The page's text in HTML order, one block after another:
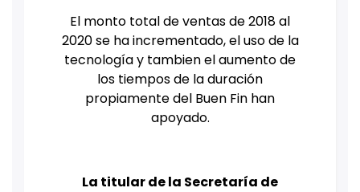
El monto total de ventas de 2018 al
2020 se ha incrementado, el uso de la
tecnología y tambien el aumento de
los tiempos de la duración
propiamente del Buen Fin han
apoyado.
La titular de la Secretaría de